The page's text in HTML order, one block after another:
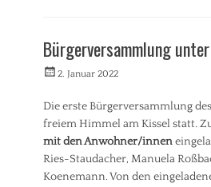
m
e
t
,
V
e
r
s
e
m
i
t
t
Bürgerversammlung
Veröffentlicht
2. Januar 2022
Die erste Bürgerversammlung
freiem Himmel am Kissel statt.
mit den Anwohner/innen
Ries-Staudacher, Manuela
Koenemann. Von den